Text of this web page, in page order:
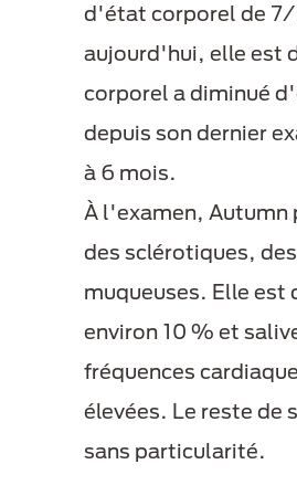
d'état corporel de
aujourd'hui, elle est
corporel a diminué
depuis son dernier
à 6 mois.
À l'examen, Autumn
des sclérotiques,
muqueuses. Elle est
environ 10 % et
fréquences
élevées. Le reste de
sans particularité.